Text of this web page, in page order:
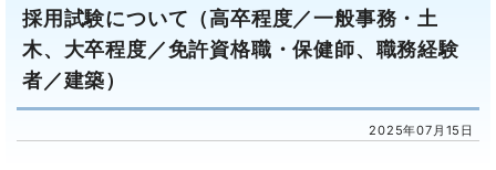
採用試験について（高卒程度／一般事務・土
木、大卒程度／免許資格職・保健師、職務経験
者／建築）
2025年07月15日